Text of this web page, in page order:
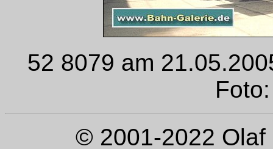
52 8079 am
© 2001-2022 Olaf